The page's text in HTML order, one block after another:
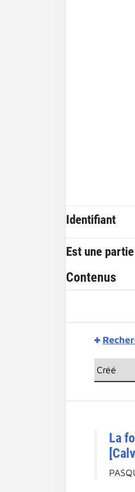
Identifiant
Est une
Contenus
La